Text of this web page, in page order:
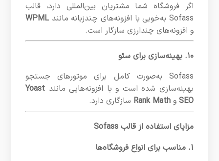
اگر فروشگاه شما مشتریان بین‌المللی دارد، قالب
Sofass به‌خوبی با افزونه‌های چندزبانه مانند
WPML
و افزونه‌های چندارزی سازگار است.
۱۰. بهینه‌سازی برای سئو
Sofass به‌صورت کامل برای موتورهای جستجو
بهینه‌سازی شده است و با افزونه‌هایی مانند Yoast
SEO وRank Math سازگاری دارد.
مزایای استفاده از قالب Sofass
۱. مناسب برای انواع فروشگاه‌ها